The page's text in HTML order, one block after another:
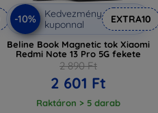
-10%
Kedvezmény
kuponnal
EXTRA10
Beline Book Magnetic tok Xiaomi
Redmi Note 13 Pro 5G fekete
2 890 Ft
2 601 Ft
Raktáron > 5 darab